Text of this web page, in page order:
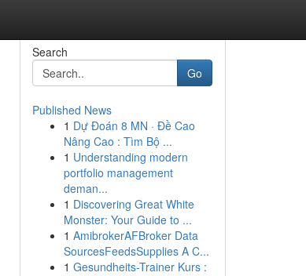
Search
Go
Published News
1 Dự Đoán 8 MN · Đề Cao
Nâng Cao : Tìm Bộ ...
1 Understanding modern
portfolio management
deman...
1 Discovering Great White
Monster: Your Guide to ...
1 AmibrokerAFBroker Data
SourcesFeedsSupplies A C...
1 Gesundheits-Trainer Kurs :